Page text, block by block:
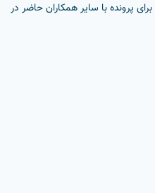
پرونده با سایر همکاران حاضر در